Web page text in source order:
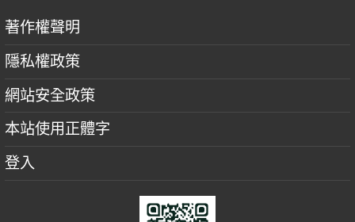
著作權聲明
隱私權政策
網站安全政策
本站使用正體字
登入